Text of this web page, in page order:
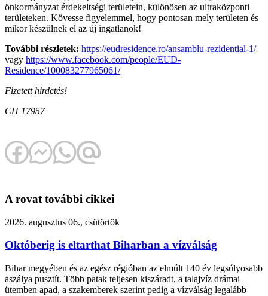
önkormányzat érdekeltségi területein, különösen az ultraközponti
területeken. Kövesse figyelemmel, hogy pontosan mely területen és
mikor készülnek el az új ingatlanok!
További részletek: https://eudresidence.ro/ansamblu-rezidential-1/
vagy https://www.facebook.com/people/EUD-
Residence/100083277965061/
Fizetett hirdetés!
CH 17957
A rovat további cikkei
2026. augusztus 06., csütörtök
Októberig is eltarthat Biharban a vízválság
Bihar megyében és az egész régióban az elmúlt 140 év legsúlyosabb
aszálya pusztít. Több patak teljesen kiszáradt, a talajvíz drámai
ütemben apad, a szakemberek szerint pedig a vízválság legalább